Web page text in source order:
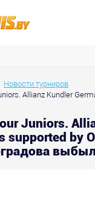
Новости турниров
Allianz Kundler
Juniors.
supported by